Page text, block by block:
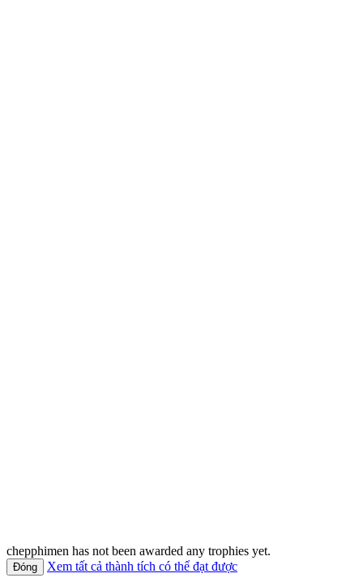
chepphimen has not been awarded any trophies yet.
Xem tất cả thành tích có thể đạt được